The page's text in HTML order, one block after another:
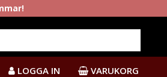
LOGGA IN VARUKORG